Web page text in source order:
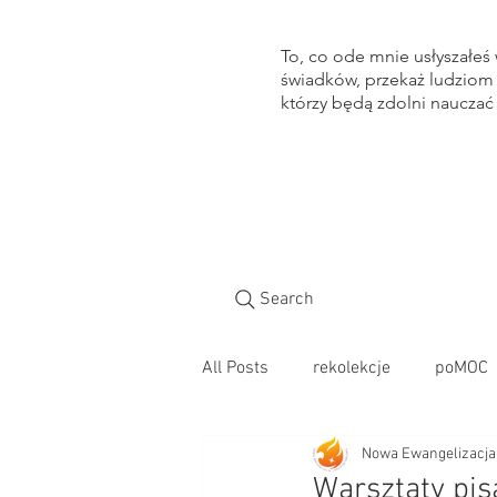
To, co ode mnie
świadków, przekaż
którzy będą zdolni
Search
All Posts rekolekcje poMOC
Nowa Ewangelizacja